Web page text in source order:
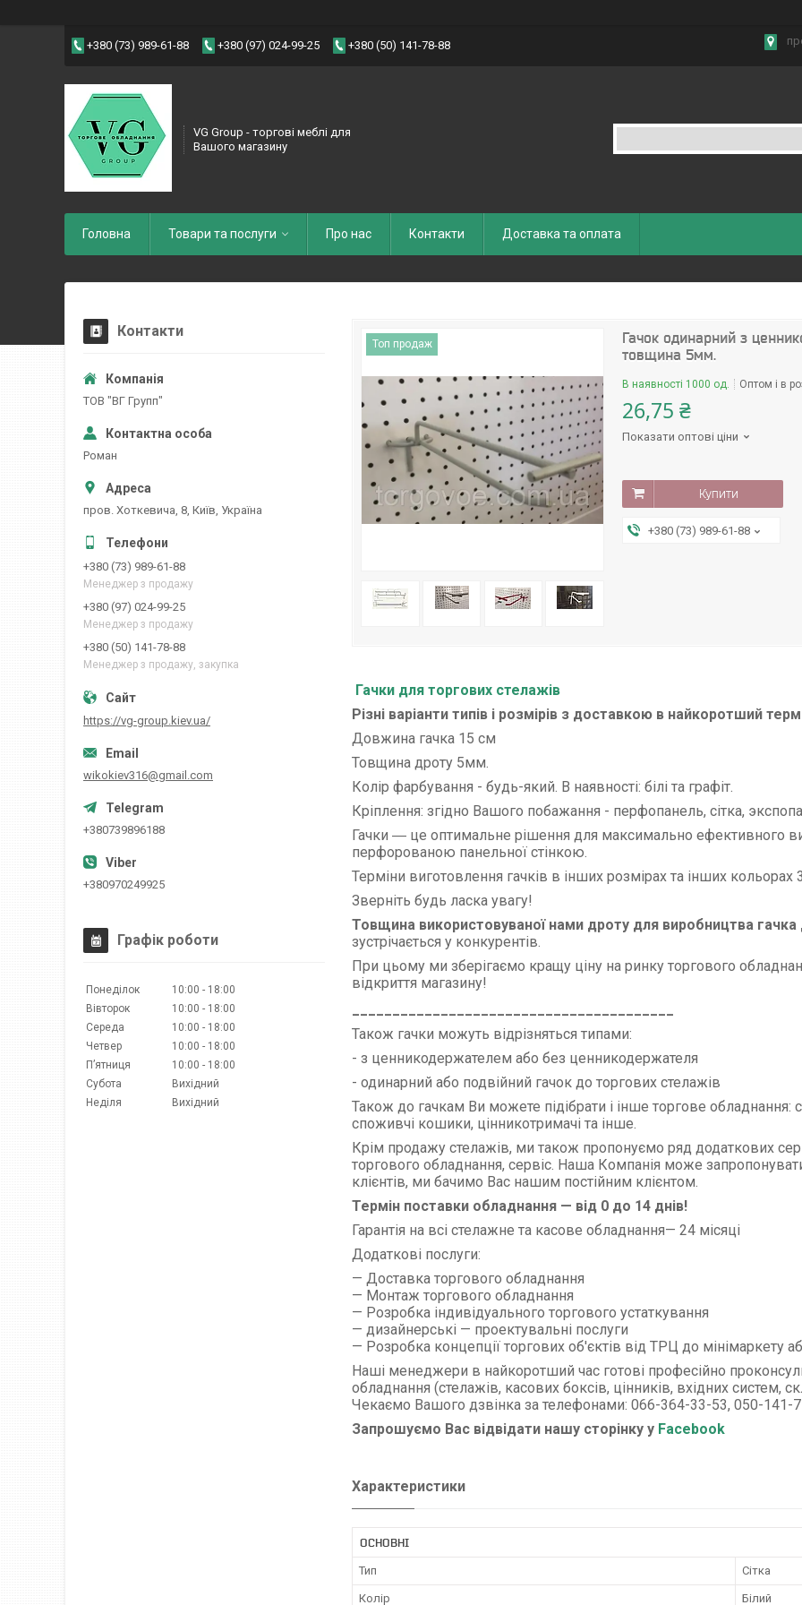
+380 (73) 989-61-88 +380 (97) 024-99-25 +380 (50) 141-78-88
VG Group - торгові меблі для
Вашого магазину
Головна Товари та послуги Про нас Контакти Доставка та оплата
Топ продаж
Гачок одинарний з
товщина 5мм.
В наявності 1000 од. Оптом і в
26,75 ₴
Показати оптові ціни
Купити
+380 (73) 989-61-88
Гачки для торгових стелажів
Різні варіанти типів і розмірів з доставкою в найкоротший
Довжина гачка 15 см
Товщина дроту 5мм.
Колір фарбування - будь-який. В наявності: білі та графіт.
Кріплення: згідно Вашого побажання - перфопанель, сітка,
Гачки ― це оптимальне рішення для максимально ефективного
перфорованою панельної стінкою.
Терміни виготовлення гачків в інших розмірах та інших
Зверніть будь ласка увагу!
Товщина використовуваної нами дроту для виробництва
зустрічається у конкурентів.
При цьому ми зберігаємо кращу ціну на ринку торгового
відкриття магазину!
Також гачки можуть відрізняться типами:
- з ценникодержателем або без ценникодержателя
- одинарний або подвійний гачок до торгових стелажів
Також до гачкам Ви можете підібрати і інше торгове обладнання:
споживчі кошики, цінникотримачі та інше.
Крім продажу стелажів, ми також пропонуємо ряд додаткових
торгового обладнання, сервіс. Наша Компанія може
клієнтів, ми бачимо Вас нашим постійним клієнтом.
Термін поставки обладнання — від 0 до 14 днів!
Гарантія на всі стелажне та касове обладнання— 24 місяці
Додаткові послуги:
— Доставка торгового обладнання
— Монтаж торгового обладнання
— Розробка індивідуального торгового устаткування
— дизайнерські — проектувальні послуги
— Розробка концепції торгових об'єктів від ТРЦ до мінімаркету
Наші менеджери в найкоротший час готові професійно
обладнання (стелажів, касових боксів, цінників, вхідних систем,
Чекаємо Вашого дзвінка за телефонами: 066-364-33-53, 050-
Запрошуємо Вас відвідати нашу сторінку у Facebook
Характеристики
ОСНОВНІ
Тип Сітка
Колір Білий
Контакти
ТОВ "ВГ Групп"
Роман
пров. Хоткевича, 8, Київ, Україна
+380 (73) 989-61-88
Менеджер з продажу
+380 (97) 024-99-25
Менеджер з продажу
+380 (50) 141-78-88
Менеджер з продажу, закупка
https://vg-group.kiev.ua/
wikokiev316@gmail.com
+380739896188
+380970249925
Графік роботи
Понеділок 10:00
18:00
Вівторок
10:00
18:00
Середа
10:00
18:00
Четвер
10:00
18:00
Пʼятниця
10:00
18:00
Субота
Вихідний
Неділя
Вихідний